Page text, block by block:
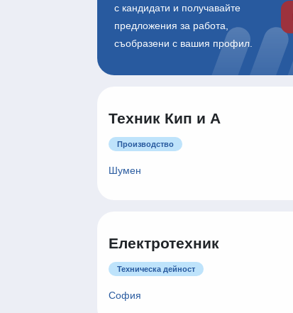
с кандидати и получавайте
предложения за работа,
съобразени с вашия профил.
Техник Кип и А
Производство
Шумен
Електротехник
Техническа дейност
София